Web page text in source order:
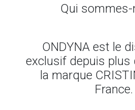
Qui sommes-
ONDYNA est le
exclusif depuis plus
la marque
France.